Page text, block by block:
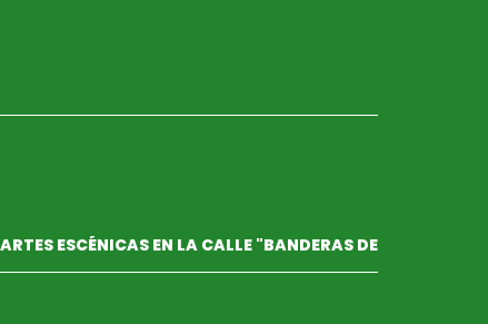
ESCÉNICAS EN LA CALLE "BANDERAS DE